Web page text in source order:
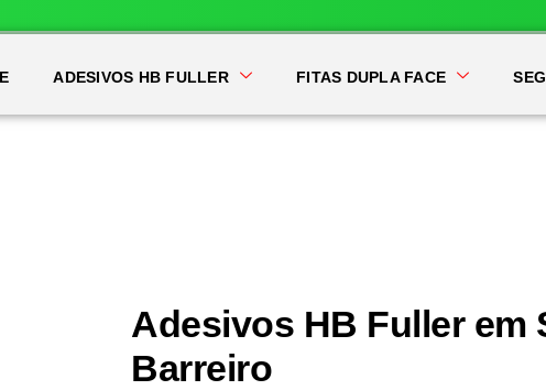
ADESIVOS HB FULLER FITAS DUPLA FACE
Adesivos HB Fuller em
Barreiro